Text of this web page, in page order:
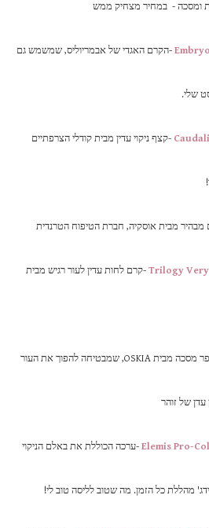
-הקרם האגדי של אבמריוליס, שמשמש גם
שלי.
-קצף ניקוי עדין מבית קודלי הצרפתיים
מבהיר מבית אוסקיה, חברת הטיפוח הטרנדית
Trilogy -קרם לחות עדין לעור רגיש מבית
סופר מסכה מבית OSKIA, שמבטיחה להפוך את העור
של זוהר
Elemis Pro- -ערכה הכוללת את באלם הניקוי
מהללת כל הזמן. מה שטוב לליסה טוב לי!